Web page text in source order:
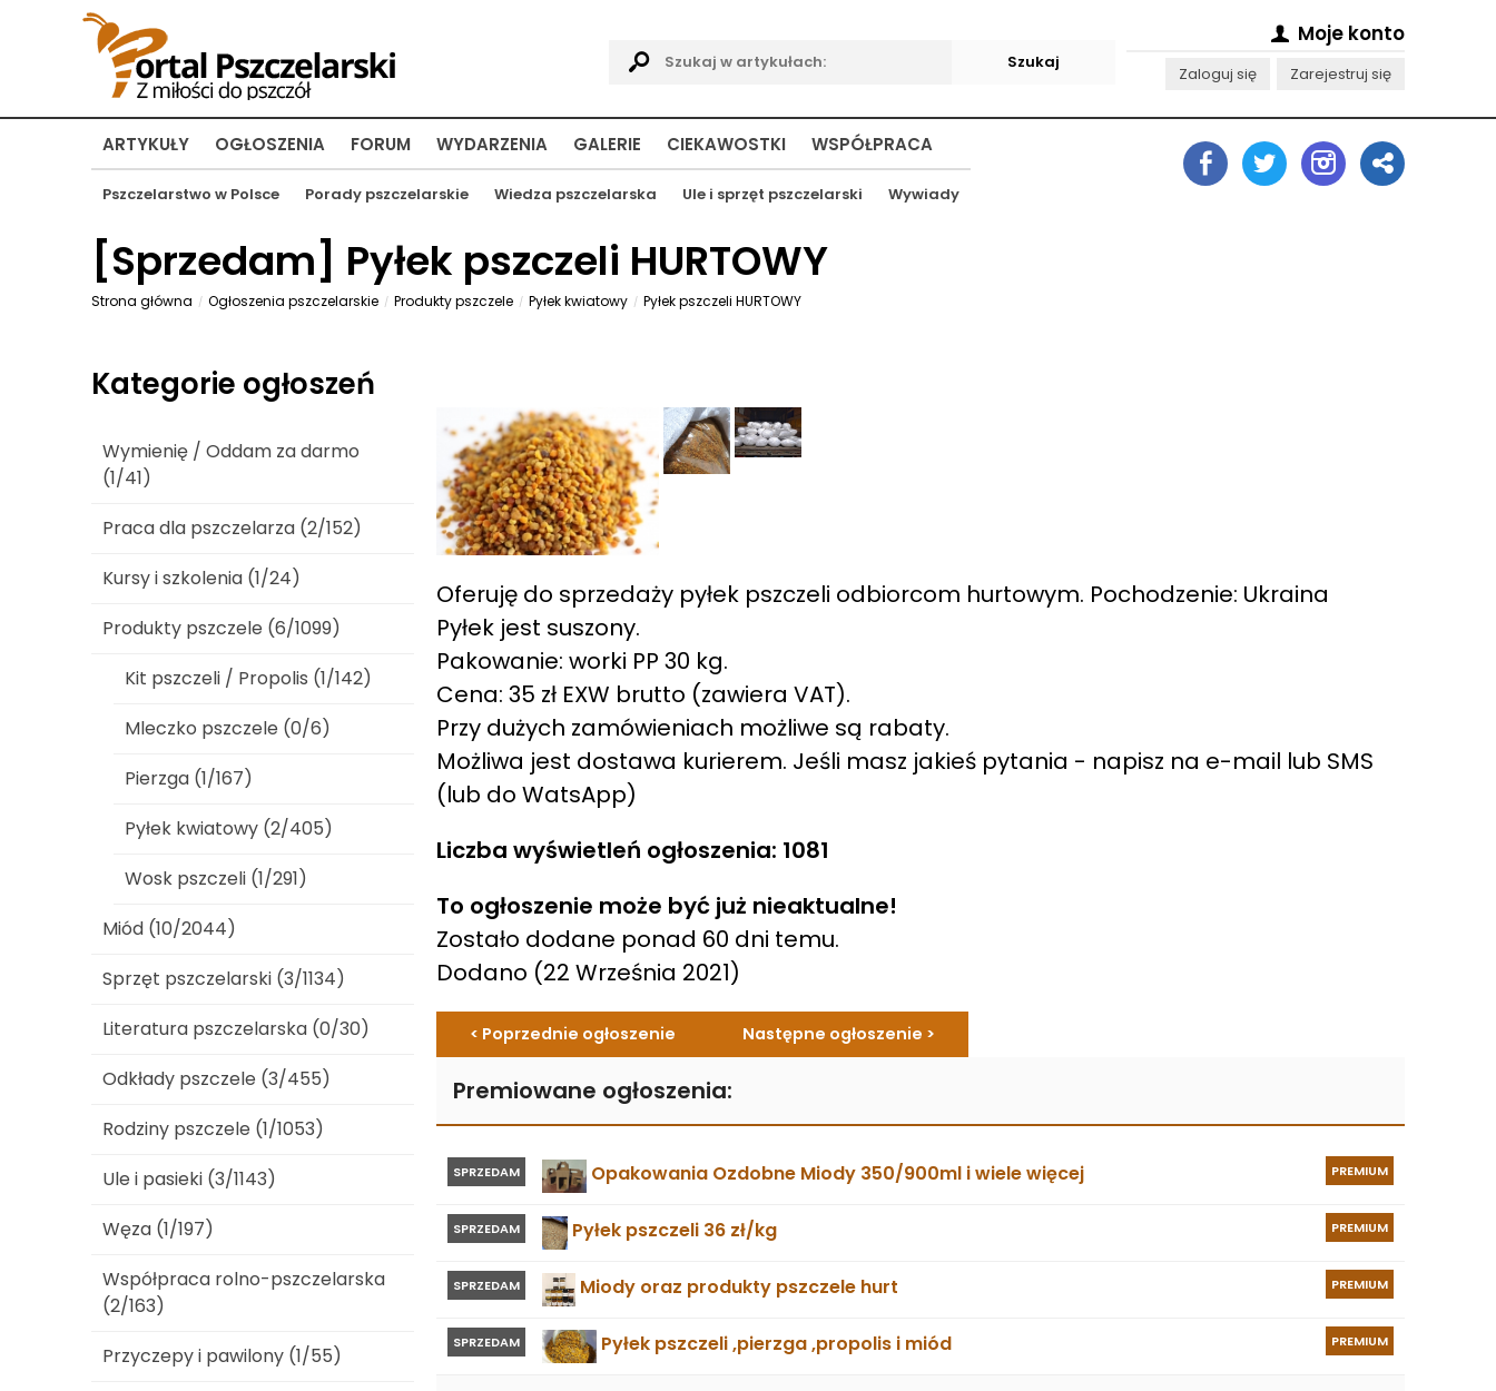
Moje konto
Zaloguj się Zarejestruj się
ARTYKUŁY
Pszczelarstwo w Polsce Porady pszczelarskie Wiedza pszczelarska Ule i sprzęt pszczelarski Wywiady
OGŁOSZENIA FORUM WYDARZENIA GALERIE CIEKAWOSTKI WSPÓŁPRACA
[Sprzedam] Pyłek pszczeli HURTOWY
Strona główna Ogłoszenia pszczelarskie Produkty pszczele Pyłek kwiatowy Pyłek pszczeli HURTOWY
Oferuję do sprzedaży pyłek pszczeli odbiorcom hurtowym. Pochodzenie: Ukraina
Pyłek jest suszony.
Pakowanie: worki PP 30 kg.
Cena: 35 zł EXW brutto (zawiera VAT).
Przy dużych zamówieniach możliwe są rabaty.
Możliwa jest dostawa kurierem. Jeśli masz jakieś pytania - napisz na e-mail lub SMS
(lub do WatsApp)
Liczba wyświetleń ogłoszenia: 1081
To ogłoszenie może być już nieaktualne!
Zostało dodane ponad 60 dni temu.
Dodano (22 Września 2021)
< Poprzednie ogłoszenie Następne ogłoszenie >
Premiowane ogłoszenia:
PREMIUM
SPRZEDAM Opakowania Ozdobne Miody 350/900ml i wiele więcej
PREMIUM
SPRZEDAM Pyłek pszczeli 36 zł/kg
PREMIUM
SPRZEDAM Miody oraz produkty pszczele hurt
PREMIUM
SPRZEDAM Pyłek pszczeli ,pierzga ,propolis i miód
Kategorie ogłoszeń
Wymienię / Oddam za darmo
(1/41)
Praca dla pszczelarza (2/152)
Kursy i szkolenia (1/24)
Produkty pszczele (6/1099)
Kit pszczeli / Propolis (1/142)
Mleczko pszczele (0/6)
Pierzga (1/167)
Pyłek kwiatowy (2/405)
Wosk pszczeli (1/291)
Miód (10/2044)
Sprzęt pszczelarski (3/1134)
Literatura pszczelarska (0/30)
Odkłady pszczele (3/455)
Rodziny pszczele (1/1053)
Ule i pasieki (3/1143)
Węza (1/197)
Współpraca rolno-pszczelarska
(2/163)
Przyczepy i pawilony (1/55)